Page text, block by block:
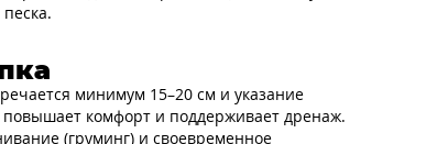
минимум 15–20 см и указание
комфорт и поддерживает дренаж.
(груминг) и своевременное